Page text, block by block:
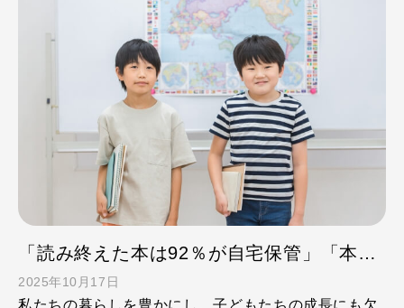
「読み終えた本は92％が自宅保管」「本屋がない自治体が28％」子どもたちに本を届けるためにできること
2025年10月17日